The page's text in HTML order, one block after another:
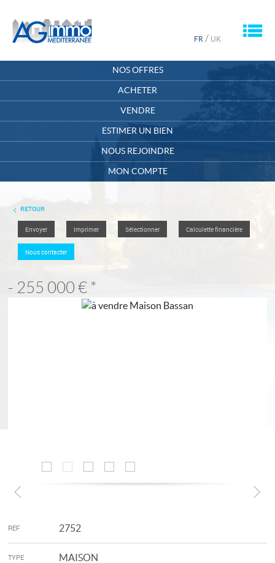
FR / UK
ACCUEIL
MON COMPTE
NOS OFFRES
ACHETER
VENDRE
ESTIMER UN BIEN
NOUS REJOINDRE
MON COMPTE
RETOUR
Envoyer Imprimer Sélectionner Calculette financière
Nous contacter
- 255 000 € *
REF 2752
TYPE MAISON